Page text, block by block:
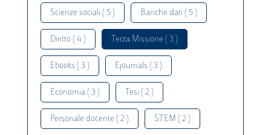
Scienze sociali ( 5 ) Banche dati ( 5 )
Diritto ( 4 ) Terza Missione ( 3 )
Ebooks ( 3 ) Ejournals ( 3 )
Economia ( 3 ) Tesi ( 2 )
Personale docente ( 2 ) STEM ( 2 )